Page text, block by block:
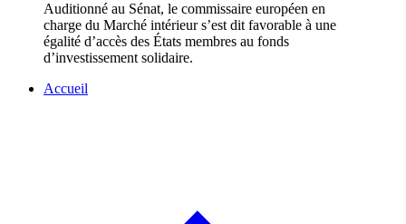
Auditionné au Sénat, le commissaire européen en
charge du Marché intérieur s’est dit favorable à une
égalité d’accès des États membres au fonds
d’investissement solidaire.
Accueil